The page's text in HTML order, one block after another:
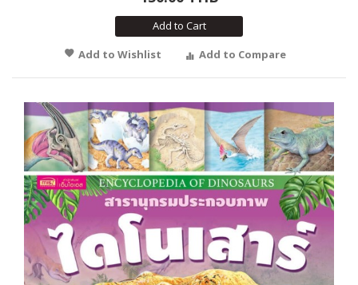
Add to Cart
Add to Wishlist
Add to Compare